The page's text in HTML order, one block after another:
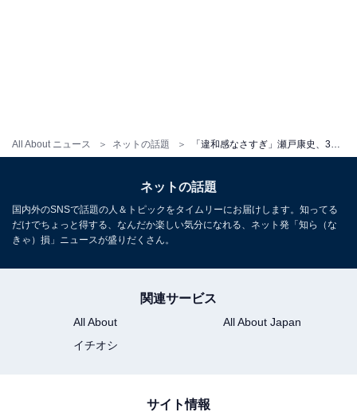
All About ニュース ネットの話題
ネットの話題
国内外のSNSで話題の人＆トピックをタイムリーにお届けします。知ってる
だけでちょっと得する、なんだか楽しい気分になれる、ネット発「知ら（な
きゃ）損」ニュースが盛りだくさん。
関連サービス
All About
All About Japan
イチオシ
サイト情報